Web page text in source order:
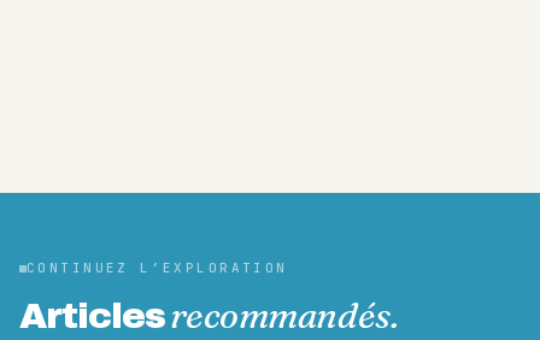
CONTINUEZ L’EXPLORATION
Articlesrecommandés.